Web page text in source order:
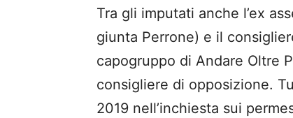
Tra gli imputati anche l’ex
giunta Perrone) e il
capogruppo di Andare Oltre
consigliere di opposizione.
2019 nell’inchiesta sui